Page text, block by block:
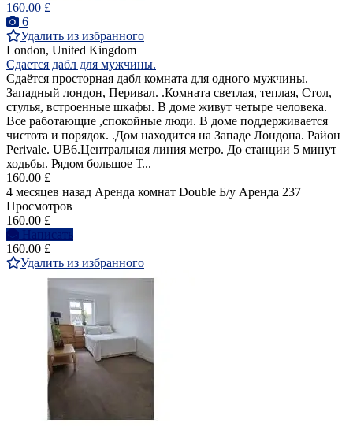
160.00 £
6
Удалить из избранного
London, United Kingdom
Сдается дабл для мужчины.
Cдаётся просторная дабл комната для одного мужчины.
Западный лондон, Перивал. .Комната светлая, теплая, Стол,
стулья, встроенные шкафы. В доме живут четыре человека.
Все работающие ,спокойные люди. В доме поддерживается
чистота и порядок. .Дом находится на Западе Лондона. Район
Perivale. UB6.Центральная линия метро. До станции 5 минут
ходьбы. Рядом большое Т...
160.00 £
4 месяцев назад Аренда комнат Double Б/у Аренда 237
Просмотров
160.00 £
Написать
160.00 £
Удалить из избранного